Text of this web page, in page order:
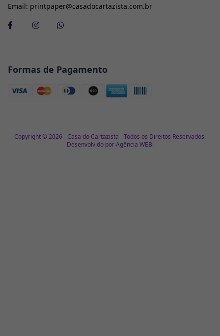
Email: printpaper@casadocartazista.com.br
Formas de Pagamento
Copyright © 2026 - Casa do Cartazista - Todos os Direitos Reservados.
Desenvolvido porAgência WEBi